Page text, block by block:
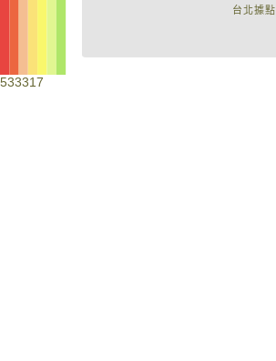
台北據點
533317